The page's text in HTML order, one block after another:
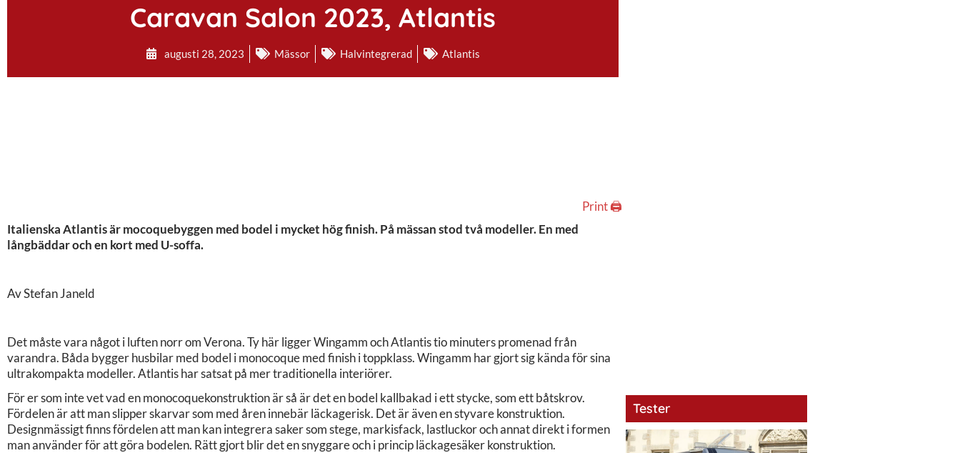
Caravan Salon 2023, Atlantis
augusti 28, 2023 Mässor Halvintegrerad Atlantis
Print 🖨
Italienska Atlantis är mocoquebyggen med bodel i mycket hög finish. På mässan stod två modeller. En med
långbäddar och en kort med U-soffa.
Av Stefan Janeld
Det måste vara något i luften norr om Verona. Ty här ligger Wingamm och Atlantis tio minuters promenad från
varandra. Båda bygger husbilar med bodel i monocoque med finish i toppklass. Wingamm har gjort sig kända för sina
ultrakompakta modeller. Atlantis har satsat på mer traditionella interiörer.
För er som inte vet vad en monocoquekonstruktion är så är det en bodel kallbakad i ett stycke, som ett båtskrov.
Fördelen är att man slipper skarvar som med åren innebär läckagerisk. Det är även en styvare konstruktion.
Designmässigt finns fördelen att man kan integrera saker som stege, markisfack, lastluckor och annat direkt i formen
man använder för att göra bodelen. Rätt gjort blir det en snyggare och i princip läckagesäker konstruktion.
Tester